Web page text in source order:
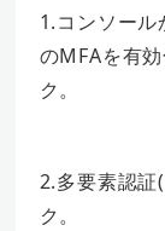
1.コンソー
のMFAを有
ク。
2.多要素認証
ク。